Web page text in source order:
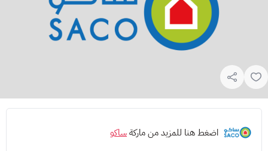
اضغط هنا للمزيد من ماركةساكو